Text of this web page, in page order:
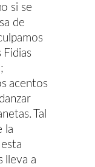
si se
de
Fidias
acentos
Tal
la
lleva a